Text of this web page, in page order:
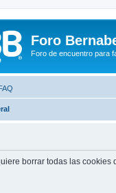
Foro
Foro de encuentro para
borrar todas las cookies